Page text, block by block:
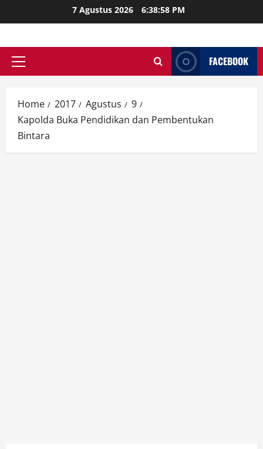
to
7 Agustus 2026 6:39:00 PM
Primary
FACEBOOK
Home 2017 Agustus
9
Kapolda Buka Pendidikan dan Pembentukan
Bintara